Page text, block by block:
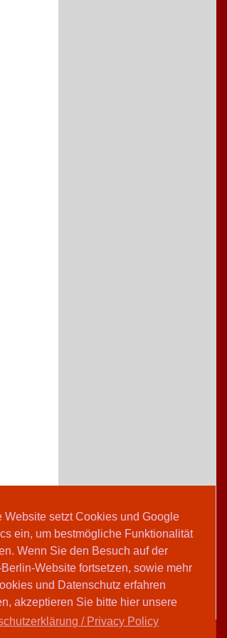
Website setzt Cookies und Google
ein, um bestmögliche Funktionalität
Wenn Sie den Besuch auf der
Website fortsetzen, sowie mehr
und Datenschutz erfahren
akzeptieren Sie bitte hier unsere
/ Privacy Policy